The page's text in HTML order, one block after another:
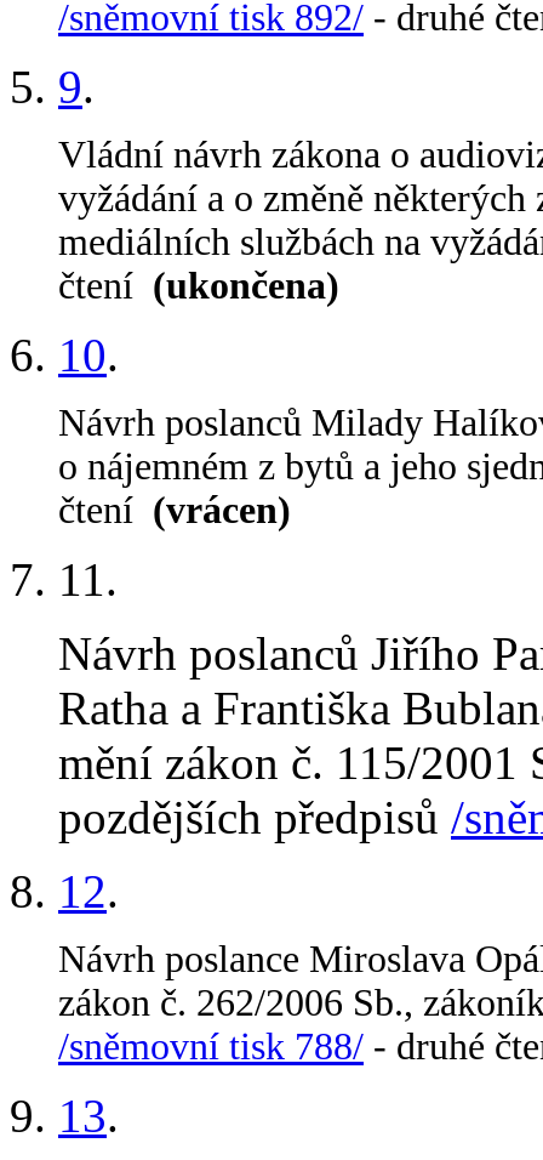
/sněmovní tisk 892/ - druhé
9.
Vládní návrh zákona o
vyžádání a o změně
mediálních službách na
čtení (ukončena)
10.
Návrh poslanců Milady
o nájemném z bytů a jeho
čtení (vrácen)
11.
Návrh poslanců Jiřího
Ratha a Františka
mění zákon č. 115/2001
pozdějších předpisů /
12.
Návrh poslance Miroslava
zákon č. 262/2006 Sb.,
/sněmovní tisk 788/ - druhé
13.